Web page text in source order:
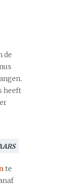
de
heeft
te